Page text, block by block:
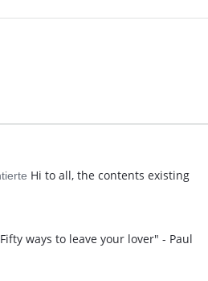
Hi to all, the contents existing
ways to leave your lover" - Paul